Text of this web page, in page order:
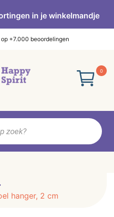
in je winkelmandje
+7.000 beoordelingen
0
hanger, 2 cm